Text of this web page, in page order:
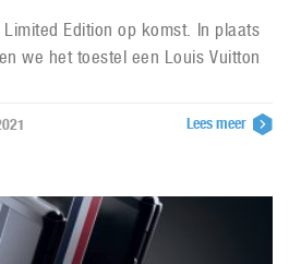
Edition op komst. In plaats
we het toestel een Louis Vuitton
Lees meer